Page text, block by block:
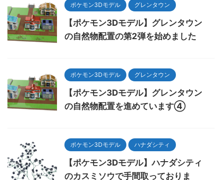
ポケモン3Dモデル グレンタウン
【ポケモン3Dモデル】グレンタウン
の自然物配置の第2弾を始めました
ポケモン3Dモデル グレンタウン
【ポケモン3Dモデル】グレンタウン
の自然物配置を進めています④
ポケモン3Dモデル ハナダシティ
【ポケモン3Dモデル】ハナダシティ
のカスミソウで手間取っておりま